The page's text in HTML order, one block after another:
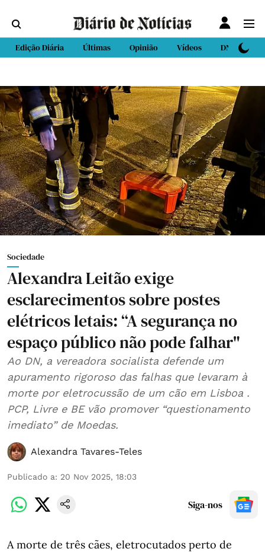
Edição Diária Últimas Opinião Vídeos DN Sport
Sociedade
Alexandra Leitão exige
esclarecimentos sobre postes
elétricos letais: “A segurança no
espaço público não pode falhar"
Ao DN, a vereadora socialista defende um
apuramento rigoroso das falhas que levaram à
morte por eletrocussão de um cão em Lisboa .
PCP, Livre e BE vão promover “questionamento
imediato” de Moedas.
Alexandra Tavares-Teles
Publicado a: 20 Nov 2025, 18:03
Siga-nos
A morte de três cães, eletrocutados perto de